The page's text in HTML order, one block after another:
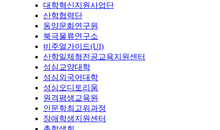
대학혁신지원사업단
산학협력단
동양문화연구원
북극물류연구소
비주얼가이드(UI)
산학일체형전공교육지원센터
성심교양대학
성심외국어대학
성심오디토리움
원격평생교육원
인문학최고위과정
장애학생지원센터